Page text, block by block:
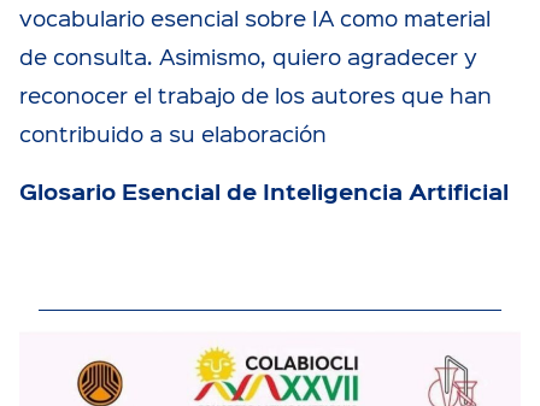
vocabulario esencial sobre IA como material
de consulta. Asimismo, quiero agradecer y
reconocer el trabajo de los autores que han
contribuido a su elaboración
Glosario Esencial de Inteligencia Artificial